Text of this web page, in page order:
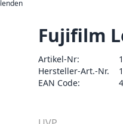
Fujifilm
Artikel-Nr:
Hersteller-Art.-Nr.
EAN Code: